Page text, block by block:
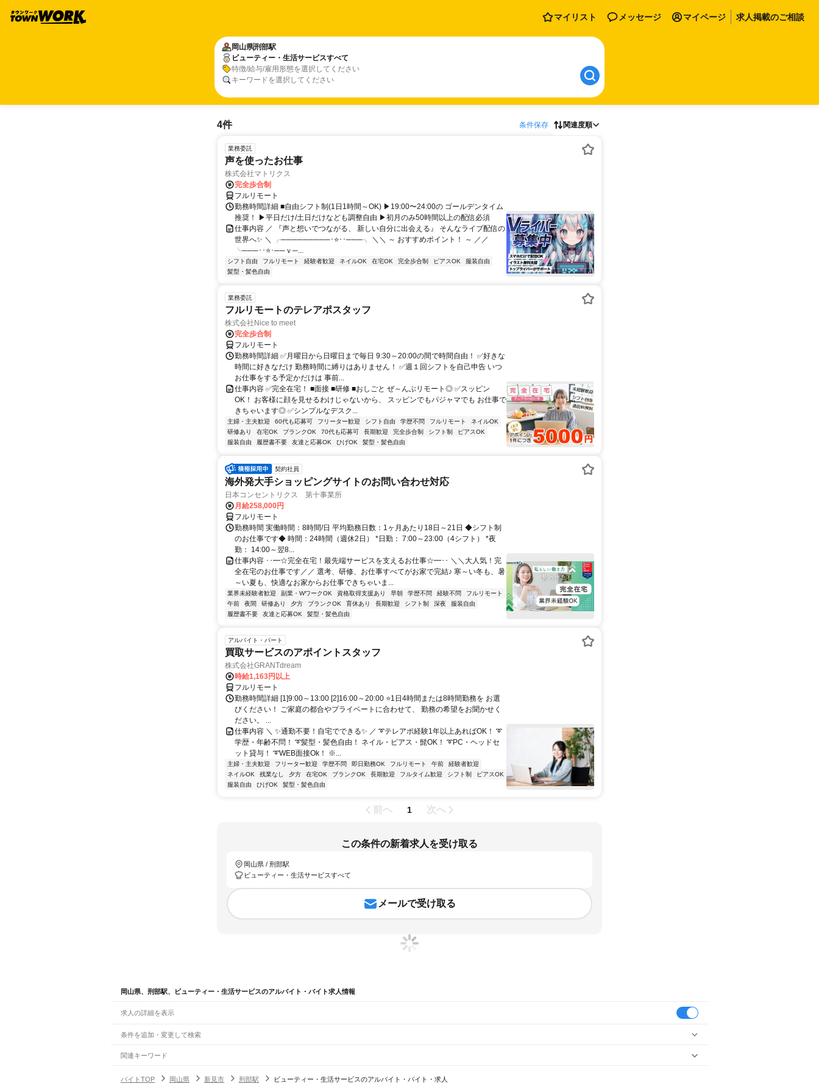
マイリスト メッセージ マイページ 求人掲載のご相談
岡山県刑部駅
ビューティー・生活サービスすべて
特徴/給与/雇用形態を選択してください
キーワードを選択してください
4件 条件保存 関連度順
業務委託
声を使ったお仕事
株式会社マトリクス
完全歩合制
フルリモート
勤務時間詳細 ■自由シフト制(1日1時間～OK) ▶19:00〜24:00の ゴールデンタイム
推奨！ ▶平日だけ/土日だけなども調整自由 ▶初月のみ50時間以上の配信必須
仕事内容 ／ 『声と想いでつながる、 新しい自分に出会える』 そんなライブ配信の
世界へ✨ ＼ ╭─────────･⭐･･───╮ ＼＼ ～ おすすめポイント！ ～ ／／
╰───･･⭐･──ｖ─...
シフト自由 フルリモート 経験者歓迎 ネイルOK 在宅OK 完全歩合制 ピアスOK
服装自由
髪型・髪色自由
業務委託
フルリモートのテレアポスタッフ
株式会社Nice to meet
完全歩合制
フルリモート
勤務時間詳細 ✅月曜日から日曜日まで毎日 9:30～20:00の間で時間自由！ ✅好きな
時間に好きなだけ 勤務時間に縛りはありません！ ✅週１回シフトを自己申告 いつ
お仕事をする予定かだけは 事前...
仕事内容 ✅完全在宅！ ■面接 ■研修 ■おしごと ぜ～んぶリモート◎ ✅スッピン
OK！ お客様に顔を見せるわけじゃないから、 スッピンでもパジャマでも お仕事で
きちゃいます◎ ✅シンプルなデスク...
主婦・主夫歓迎 60代も応募可 フリーター歓迎 シフト自由 学歴不問 フルリモート
ネイルOK
研修あり
在宅OK ブランクOK 70代も応募可 長期歓迎 完全歩合制 シフト制
ピアスOK
服装自由
履歴書不要 友達と応募OK ひげOK 髪型・髪色自由
契約社員
海外発大手ショッピングサイトのお問い合わせ対応
日本コンセントリクス 第十事業所
月給258,000円
フルリモート
勤務時間 実働時間：8時間/日 平均勤務日数：1ヶ月あたり18日～21日 ◆シフト制
のお仕事です◆ 時間：24時間（週休2日） *日勤： 7:00～23:00（4シフト） *夜
勤： 14:00～翌8...
仕事内容 ･･━☆完全在宅！最先端サービスを支えるお仕事☆━･･ ＼＼大人気！完
全在宅のお仕事です／／ 選考、研修、お仕事すべてがお家で完結♪ 寒～い冬も、暑
～い夏も、快適なお家からお仕事できちゃいま...
業界未経験者歓迎 副業・WワークOK 資格取得支援あり 早朝 学歴不問 経験不問
フルリモート
午前
夜間 研修あり 夕方 ブランクOK 育休あり 長期歓迎 シフト制 深夜
服装自由
履歴書不要
友達と応募OK 髪型・髪色自由
アルバイト・パート
買取サービスのアポイントスタッフ
株式会社GRANTdream
時給1,163円以上
フルリモート
勤務時間詳細 [1]9:00～13:00 [2]16:00～20:00 ⭐1日4時間または8時間勤務を お選
びください！ ご家庭の都合やプライベートに合わせて、 勤務の希望をお聞かせく
ださい。 ...
仕事内容 ＼ ✨通勤不要！自宅でできる✨ ／ ➰テレアポ経験1年以上あればOK！ ➰
学歴・年齢不問！ ➰髪型・髪色自由！ ネイル・ピアス・髭OK！ ➰PC・ヘッドセ
ット貸与！ ➰WEB面接Ok！ ※...
主婦・主夫歓迎 フリーター歓迎 学歴不問 即日勤務OK フルリモート 午前
経験者歓迎
ネイルOK
残業なし 夕方 在宅OK ブランクOK 長期歓迎 フルタイム歓迎 シフト制
ピアスOK
服装自由
ひげOK 髪型・髪色自由
前へ 1 次へ
この条件の新着求人を受け取る
岡山県 / 刑部駅
ビューティー・生活サービスすべて
メールで受け取る
岡山県、刑部駅、ビューティー・生活サービスのアルバイト・バイト求人情報
求人の詳細を表示
条件を追加・変更して検索
市区町村を追加・変更
岡山県すべて
駅を追加・変更
関連キーワード
バイトTOP
岡山県 新見市 刑部駅 ビューティー・生活サービスのアルバイト・バイト・求人